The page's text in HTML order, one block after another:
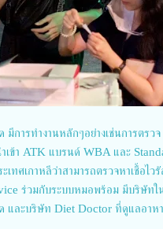
การทำงานหลักๆอย่างเช่นการตรว
เข้า ATK แบรนด์ WBA และ
ทศเกาหลีว่าสามารถตรวจหาเชื้อไ
ร่วมกับระบบหมอพร้อม มีบริษัท
และบริษัท Diet Doctor ที่ดูแลอาห